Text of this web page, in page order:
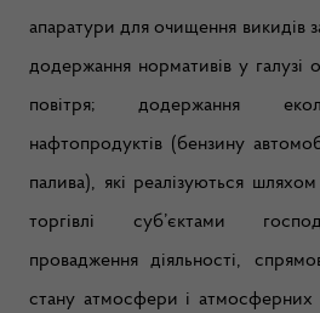
апаратури для очищення викидів
додержання нормативів у
повітря; додержання
нафтопродуктів (бензину
палива), які реалізуються
торгівлі суб’єктами
провадження діяльності,
стану атмосфери і атмосферних